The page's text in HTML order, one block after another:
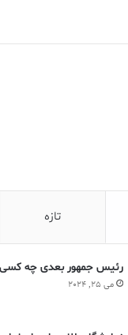
تازه
رئیس جمهور بعدی چه کسی
می 25, 2024